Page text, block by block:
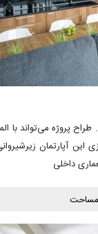
پروژه می‌تواند با
این آپارتمان
داخلی
مساحت